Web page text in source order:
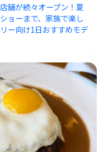
舗が続々オープン！夏
ョーまで、家族で楽し
ー向け1日おすすめモデ